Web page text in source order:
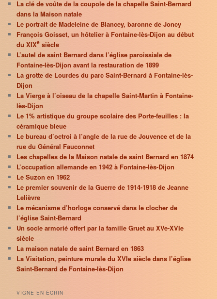
La clé de voûte de la coupole de la chapelle Saint-Bernard
dans la Maison natale
Le portrait de Madeleine de Blancey, baronne de Joncy
François Goisset, un hôtelier à Fontaine-lès-Dijon au début
du XIXe siècle
L’autel de saint Bernard dans l’église paroissiale de
Fontaine-lès-Dijon avant la restauration de 1899
La grotte de Lourdes du parc Saint-Bernard à Fontaine-lès-
Dijon
La Vierge à l’oiseau de la chapelle Saint-Martin à Fontaine-
lès-Dijon
Le 1% artistique du groupe scolaire des Porte-feuilles : la
céramique bleue
Le bureau d’octroi à l’angle de la rue de Jouvence et de la
rue du Général Fauconnet
Les chapelles de la Maison natale de saint Bernard en 1874
L’occupation allemande en 1942 à Fontaine-lès-Dijon
Le Suzon en 1962
Le premier souvenir de la Guerre de 1914-1918 de Jeanne
Lelièvre
Le mécanisme d’horloge conservé dans le clocher de
l’église Saint-Bernard
Un socle armorié offert par la famille Gruet au XVe-XVIe
siècle
La maison natale de saint Bernard en 1863
La Visitation, peinture murale du XVIe siècle dans l’église
Saint-Bernard de Fontaine-lès-Dijon
VIGNE EN ÉCRIN